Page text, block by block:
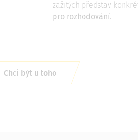
zažitých představ
pro rozhodování.
Chci být u toho